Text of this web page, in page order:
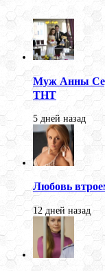
Муж Анны
ТНТ
5 дней назад
Любовь
12 дней назад